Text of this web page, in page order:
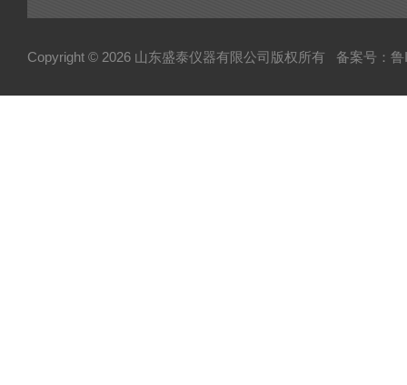
Copyright © 2026 山东盛泰仪器有限公司版权所有 备案号：